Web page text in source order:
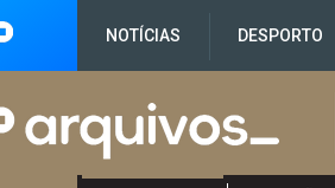
NOTÍCIAS DESPORTO